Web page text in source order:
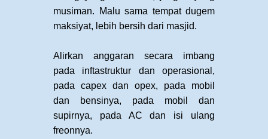
musiman. Malu sama tempat dugem
maksiyat, lebih bersih dari masjid.
Alirkan anggaran secara imbang
pada inftastruktur dan operasional,
pada capex dan opex, pada mobil
dan bensinya, pada mobil dan
supirnya, pada AC dan isi ulang
freonnya.